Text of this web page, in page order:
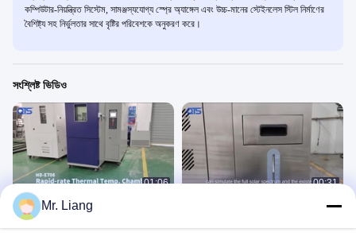
কম্পিউটার-নিয়ন্ত্রিত সিস্টেম, সামঞ্জস্যযোগ্য স্প্রে অ্যাঙ্গেল এবং উচ্চ-মানের স্টেইনলেস স্টিল নির্মাণের
বৈশিষ্ট্য সহ নির্ভুলতার সাথে বৃষ্টির পরিবেশকে অনুকরণ করে।
সংশ্লিষ্ট ভিডিও
01:06
HD-E708-504K70
环境类
00:31
Mr. Liang